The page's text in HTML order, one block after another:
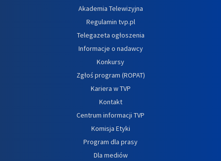
Akademia Telewizyjna
Regulamin tvp.pl
Telegazeta ogłoszenia
Informacje o nadawcy
Konkursy
Zgłoś program (ROPAT)
Kariera w TVP
Kontakt
Centrum informacji TVP
Komisja Etyki
Program dla prasy
Dla mediów